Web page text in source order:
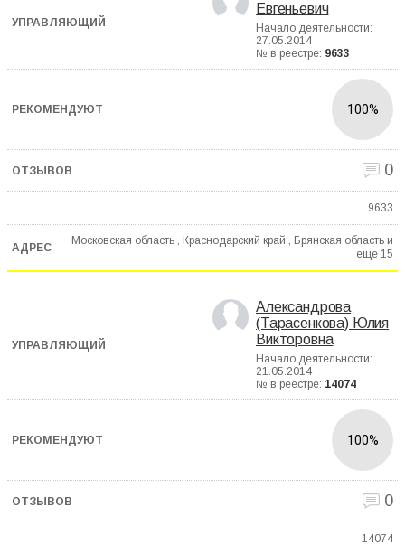
Евгеньевич
Начало деятельности:
27.05.2014
№ в реестре: 9633
100%
0
9633
Московская область , Краснодарский край , Брянская область и
еще 15
Александрова
(Тарасенкова) Юлия
Викторовна
Начало деятельности:
21.05.2014
№ в реестре: 14074
100%
0
14074